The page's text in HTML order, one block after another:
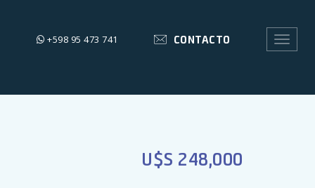
+598 95 473 741 CONTACTO
Toggle
U$S 248,000